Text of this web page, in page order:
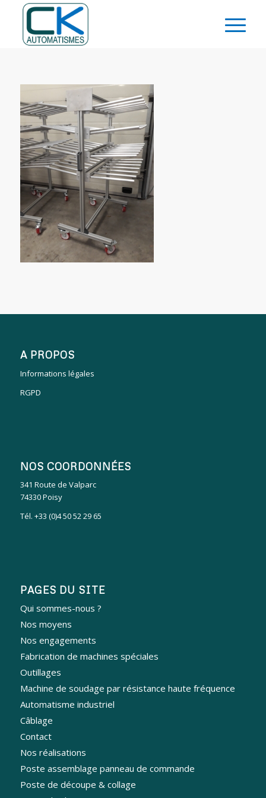
A PROPOS
Informations légales
RGPD
NOS COORDONNÉES
341 Route de Valparc
74330 Poisy
Tél. +33 (0)4 50 52 29 65
PAGES DU SITE
Qui sommes-nous ?
Nos moyens
Nos engagements
Fabrication de machines spéciales
Outillages
Machine de soudage par résistance haute fréquence
Automatisme industriel
Câblage
Contact
Nos réalisations
Poste assemblage panneau de commande
Poste de découpe & collage